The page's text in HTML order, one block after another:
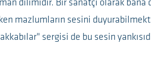
dilimidir. Bir sanatçı olarak bana
mazlumların sesini
sergisi de bu sesin